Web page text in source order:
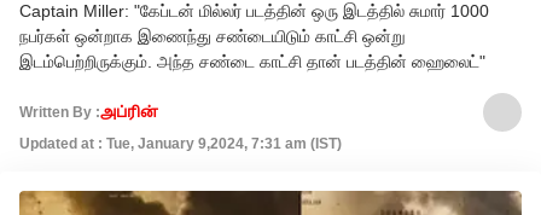
Captain Miller: "கேப்டன் மில்லர் படத்தின் ஒரு இடத்தில் சுமார் 1000
நபர்கள் ஒன்றாக இணைந்து சண்டையிடும் காட்சி ஒன்று
இடம்பெற்றிருக்கும். அந்த சண்டை காட்சி தான் படத்தின் ஹைலைட்"
Written By :அப்ரின்
Updated at : Tue, January 9,2024, 7:31 am (IST)